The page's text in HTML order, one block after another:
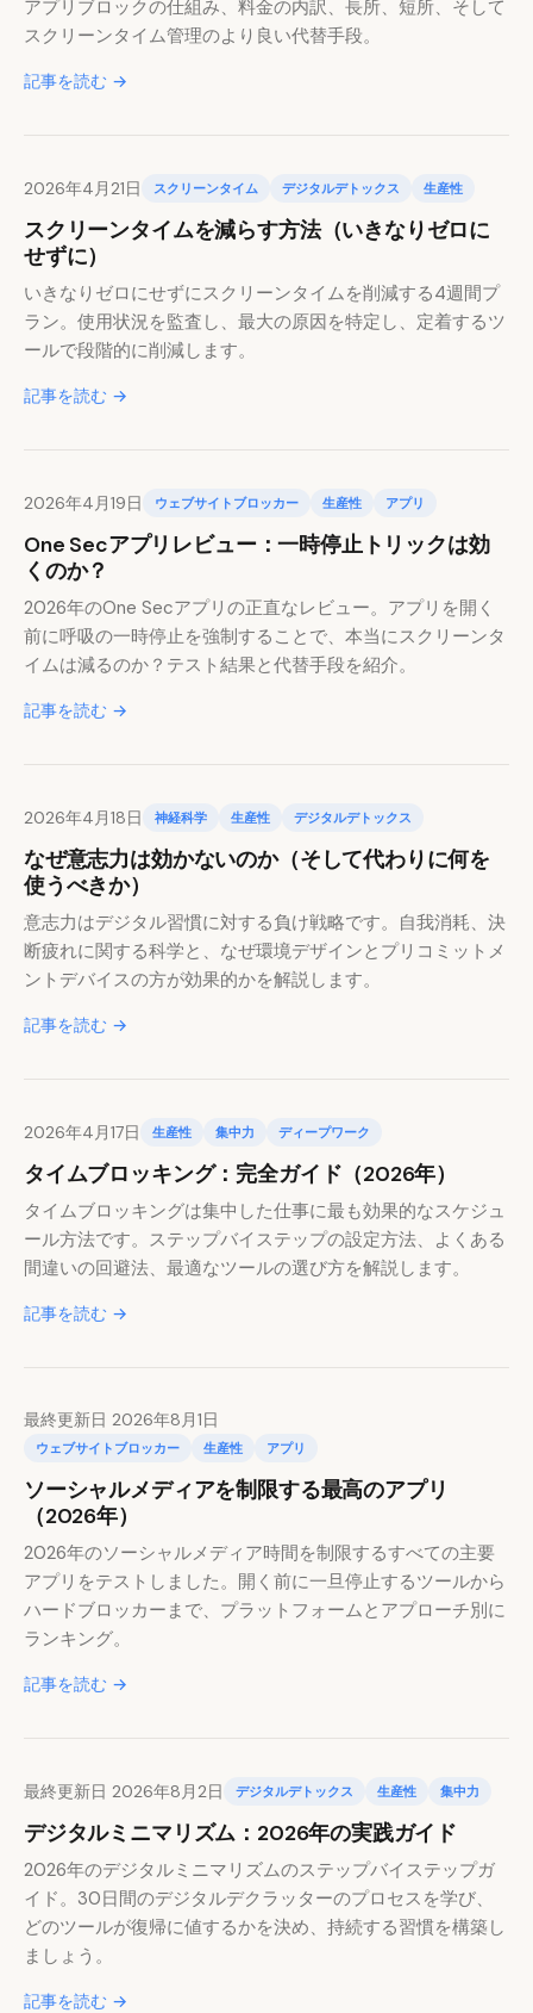
アプリブロックの仕組み、料金の内訳、長所、短所、そして
スクリーンタイム管理のより良い代替手段。
記事を読む →
2026年4月21日 スクリーンタイム デジタルデトックス 生産性
スクリーンタイムを減らす方法（いきなりゼロに
せずに）
いきなりゼロにせずにスクリーンタイムを削減する4週間プ
ラン。使用状況を監査し、最大の原因を特定し、定着するツ
ールで段階的に削減します。
記事を読む →
2026年4月19日 ウェブサイトブロッカー 生産性 アプリ
One Secアプリレビュー：一時停止トリックは効
くのか？
2026年のOne Secアプリの正直なレビュー。アプリを開く
前に呼吸の一時停止を強制することで、本当にスクリーンタ
イムは減るのか？テスト結果と代替手段を紹介。
記事を読む →
2026年4月18日 神経科学 生産性 デジタルデトックス
なぜ意志力は効かないのか（そして代わりに何を
使うべきか）
意志力はデジタル習慣に対する負け戦略です。自我消耗、決
断疲れに関する科学と、なぜ環境デザインとプリコミットメ
ントデバイスの方が効果的かを解説します。
記事を読む →
2026年4月17日 生産性 集中力 ディープワーク
タイムブロッキング：完全ガイド（2026年）
タイムブロッキングは集中した仕事に最も効果的なスケジュ
ール方法です。ステップバイステップの設定方法、よくある
間違いの回避法、最適なツールの選び方を解説します。
記事を読む →
最終更新日 2026年8月1日
ウェブサイトブロッカー 生産性 アプリ
ソーシャルメディアを制限する最高のアプリ
（2026年）
2026年のソーシャルメディア時間を制限するすべての主要
アプリをテストしました。開く前に一旦停止するツールから
ハードブロッカーまで、プラットフォームとアプローチ別に
ランキング。
記事を読む →
最終更新日 2026年8月2日 デジタルデトックス 生産性 集中力
デジタルミニマリズム：2026年の実践ガイド
2026年のデジタルミニマリズムのステップバイステップガ
イド。30日間のデジタルデクラッターのプロセスを学び、
どのツールが復帰に値するかを決め、持続する習慣を構築し
ましょう。
記事を読む →